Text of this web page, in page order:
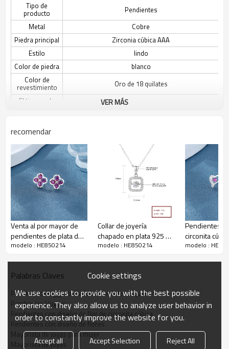
Tipo de
producto
Pendientes
Metal
Cobre
Piedra principal
Zirconia cúbica AAA
Estilo
lindo
Color de piedra
blanco
Color de
revestimiento
Oro de 18 quilates
El tiempo de
Descripción de los pendientes con diseño de flores
VER MÁS
recomendar
Venta al por mayor de
pendientes de plata de
ley 925 para mujer con
modelo : HE850214
Collar de joyería
chapado en plata 925 al
por mayor | Cuadrado y
modelo : HE850214
Pendientes
circonita
forma de
modelo :
Palabras Claves
Pendientes Huggie bañados en oro de 18 quilates
Pendientes Huggie
Pendientes con diseño de flor de circonita cúbica
Pendientes con diseño de flores
Mayorista de joyas para mujer
Mayorista de joyas
Cookie settings
We use cookies to provide you with the best possible
experience. They also allow us to analyze user behavior in
order to constantly improve the website for you.
Accept all Accept Selection Reject All